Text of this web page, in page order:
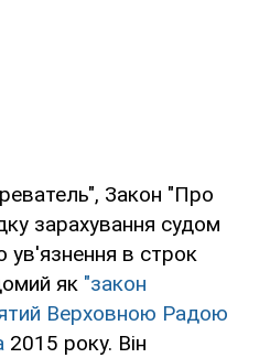
Закон "Про
зарахування судом
ув'язнення в строк
як "закон
Верховною Радою
2015 року. Він